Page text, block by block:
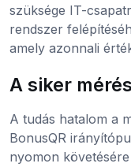
szüksége IT-
rendszer
amely azonnali
A siker
A tudás hatalom a
BonusQR
nyomon